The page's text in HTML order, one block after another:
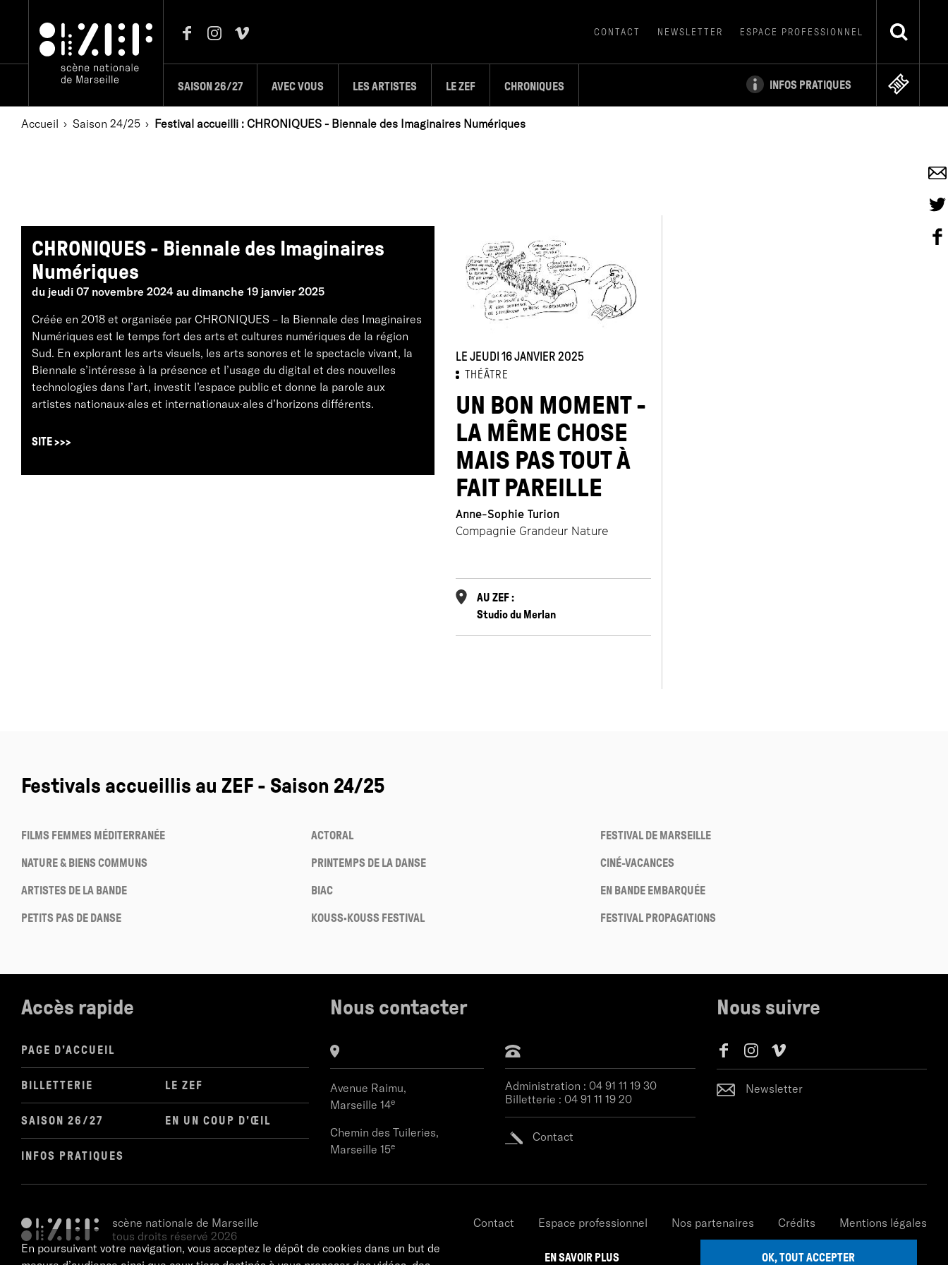
SAISON 26/27 AVEC VOUS LES ARTISTES LE ZEF CHRONIQUES INFOS PRATIQUES
CONTACT NEWSLETTER ESPACE PROFESSIONNEL
Accueil Saison 24/25 Festival accueilli : CHRONIQUES - Biennale des Imaginaires Numériques
CHRONIQUES - Biennale des Imaginaires
Numériques
du jeudi 07 novembre 2024 au dimanche 19 janvier 2025
Créée en 2018 et organisée par CHRONIQUES – la Biennale des Imaginaires
Numériques est le temps fort des arts et cultures numériques de la région
Sud. En explorant les arts visuels, les arts sonores et le spectacle vivant, la
Biennale s’intéresse à la présence et l’usage du digital et des nouvelles
technologies dans l’art, investit l’espace public et donne la parole aux
artistes nationaux·ales et internationaux·ales d’horizons différents.
SITE >>>
LE JEUDI 16 JANVIER 2025
THÉÂTRE
UN BON MOMENT -
LA MÊME CHOSE
MAIS PAS TOUT À
FAIT PAREILLE
Anne-Sophie Turion
Compagnie Grandeur Nature
AU ZEF :
Studio du Merlan
Festivals accueillis au ZEF - Saison 24/25
FILMS FEMMES MÉDITERRANÉE ACTORAL FESTIVAL DE MARSEILLE
NATURE & BIENS COMMUNS PRINTEMPS DE LA DANSE CINÉ-VACANCES
ARTISTES DE LA BANDE BIAC EN BANDE EMBARQUÉE
PETITS PAS DE DANSE KOUSS·KOUSS FESTIVAL FESTIVAL PROPAGATIONS
Accès rapide
PAGE D'ACCUEIL
BILLETTERIE LE ZEF
SAISON 26/27 EN UN COUP D'ŒIL
INFOS PRATIQUES
Nous contacter
Avenue Raimu,
Marseille 14e
Chemin des Tuileries,
Marseille 15e
Administration : 04 91 11 19 30
Billetterie : 04 91 11 19 20
Contact
Nous suivre
Newsletter
Contact Espace professionnel Nos partenaires Crédits Mentions légales
scène nationale de Marseille
tous droits réservé 2026
En poursuivant votre navigation, vous acceptez le dépôt de cookies dans un but de
EN SAVOIR PLUS OK, TOUT ACCEPTER